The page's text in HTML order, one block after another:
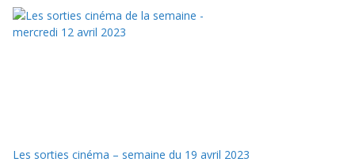
Les sorties cinéma – semaine du 19 avril 2023